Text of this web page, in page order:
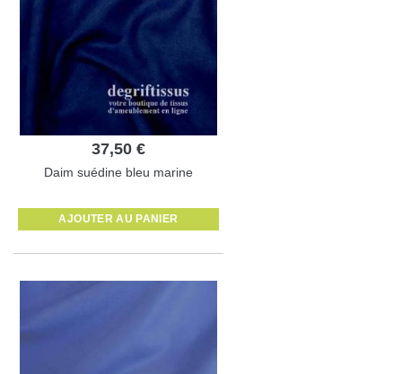
37,50 €
Daim suédine bleu marine
AJOUTER AU PANIER